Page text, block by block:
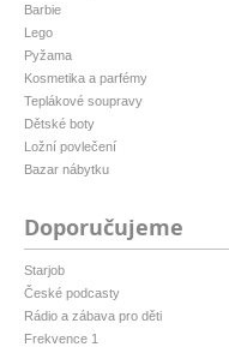
Barbie
Lego
Pyžama
Kosmetika a parfémy
Teplákové soupravy
Dětské boty
Ložní povlečení
Bazar nábytku
Doporučujeme
Starjob
České podcasty
Rádio a zábava pro děti
Frekvence 1